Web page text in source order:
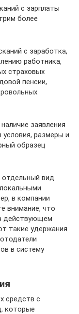
с зарплаты
более
с заработка,
работника,
страховых
пенсии,
заявления
размеры и
образец
вид
в компании
внимание, что
действующем
такие удержания
в систему
средств с
которые